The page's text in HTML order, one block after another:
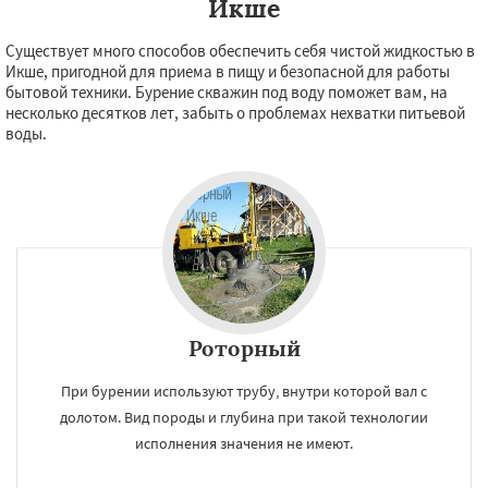
Работаем по
регионам
×
Икше
Существует много способов обеспечить себя чистой жидкостью в
Икше, пригодной для приема в пищу и безопасной для работы
бытовой техники. Бурение скважин под воду поможет вам, на
несколько десятков лет, забыть о проблемах нехватки питьевой
воды.
Роторный
При бурении используют трубу, внутри которой вал с
долотом. Вид породы и глубина при такой технологии
исполнения значения не имеют.
УЗНАТЬ ПОДРОБНЕЕ ×